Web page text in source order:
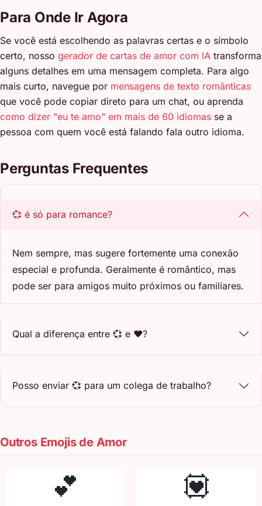
Para Onde Ir Agora
Se você está escolhendo as palavras certas e o símbolo
certo, nosso gerador de cartas de amor com IA transforma
alguns detalhes em uma mensagem completa. Para algo
mais curto, navegue por mensagens de texto românticas
que você pode copiar direto para um chat, ou aprenda
como dizer "eu te amo" em mais de 60 idiomas se a
pessoa com quem você está falando fala outro idioma.
Perguntas Frequentes
💞 é só para romance?
Nem sempre, mas sugere fortemente uma conexão
especial e profunda. Geralmente é romântico, mas
pode ser para amigos muito próximos ou familiares.
Qual a diferença entre 💞 e ❤️?
Posso enviar 💞 para um colega de trabalho?
Outros Emojis de Amor
💕 💟